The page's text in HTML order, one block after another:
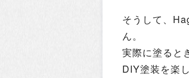
そうして、
ん。
実際に塗ると
DIY塗装を楽